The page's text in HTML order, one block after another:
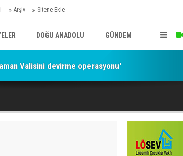
Arşiv Sitene Ekle
DOĞU ANADOLU GÜNDEM
SPOR
Valisini devirme operasyonu'